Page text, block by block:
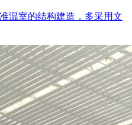
温室的结构建造，多采用文